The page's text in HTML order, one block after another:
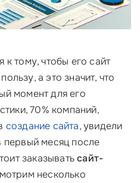
к тому, чтобы его сайт
а это значит, что
момент для его
70% компаний,
создание сайта, увидели
месяц после
заказыватьсайт-
несколько